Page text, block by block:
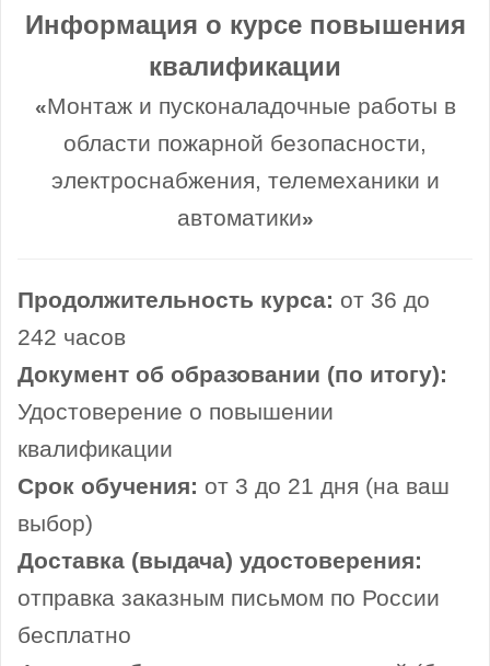
Информация о курсе повышения
квалификации
«Монтаж и пусконаладочные работы в
области пожарной безопасности,
электроснабжения, телемеханики и
автоматики»
Продолжительность курса: от 36 до
242 часов
Документ об образовании (по итогу):
Удостоверение о повышении
квалификации
Срок обучения: от 3 до 21 дня (на ваш
выбор)
Доставка (выдача) удостоверения:
отправка заказным письмом по России
бесплатно